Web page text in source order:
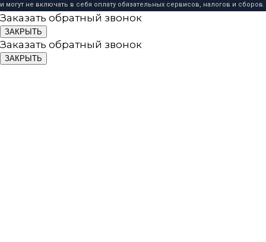
и могут не включать в себя оплату обязательных сервисов, налогов и сборов.
Заказать обратный звонок
ЗАКРЫТЬ
Заказать обратный звонок
ЗАКРЫТЬ